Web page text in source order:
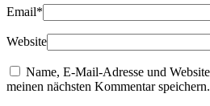
Email*
Website
Name, E-Mail-Adresse und
meinen nächsten Kommentar speichern.